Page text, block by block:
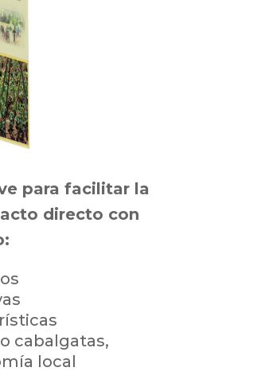
para facilitar la
directo con
cabalgatas,
local